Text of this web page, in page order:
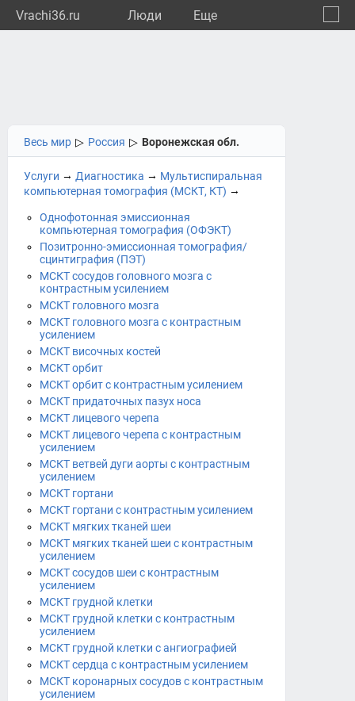
Vrachi36.ru Люди Eще
Весь мир ▷ Россия ▷ Воронежская обл.
Услуги → Диагностика → Мультиспиральная
компьютерная томография (МСКТ, КТ) →
Однофотонная эмиссионная
компьютерная томография (ОФЭКТ)
Позитронно-эмиссионная томография/
сцинтиграфия (ПЭТ)
МСКТ сосудов головного мозга с
контрастным усилением
МСКТ головного мозга
МСКТ головного мозга с контрастным
усилением
МСКТ височных костей
МСКТ орбит
МСКТ орбит с контрастным усилением
МСКТ придаточных пазух носа
МСКТ лицевого черепа
МСКТ лицевого черепа с контрастным
усилением
МСКТ ветвей дуги аорты с контрастным
усилением
МСКТ гортани
МСКТ гортани с контрастным усилением
МСКТ мягких тканей шеи
МСКТ мягких тканей шеи с контрастным
усилением
МСКТ сосудов шеи с контрастным
усилением
МСКТ грудной клетки
МСКТ грудной клетки с контрастным
усилением
МСКТ грудной клетки с ангиографией
МСКТ сердца с контрастным усилением
МСКТ коронарных сосудов с контрастным
усилением